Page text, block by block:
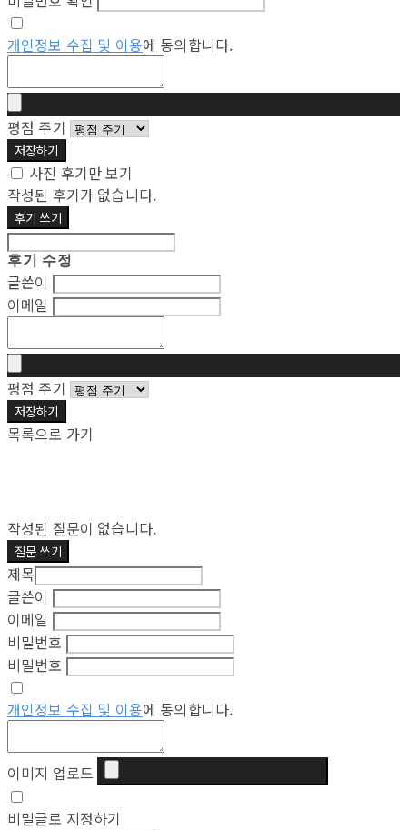
개인정보 수집 및 이용에 동의합니다.
평점 주기
저장하기
사진 후기만 보기
작성된 후기가 없습니다.
후기 쓰기
후기 수정
글쓴이
이메일
평점 주기
저장하기
목록으로 가기
작성된 질문이 없습니다.
질문 쓰기
제목
글쓴이
이메일
비밀번호
비밀번호
개인정보 수집 및 이용에 동의합니다.
이미지 업로드
비밀글로 지정하기